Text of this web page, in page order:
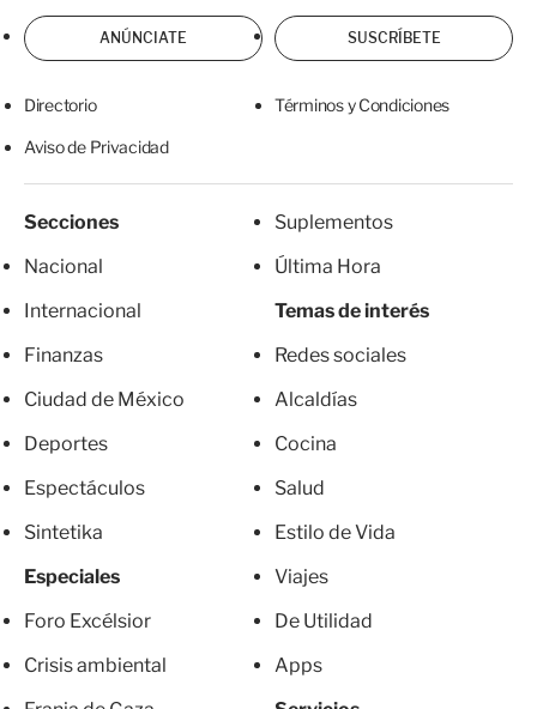
ANÚNCIATE SUSCRÍBETE
Directorio Términos y Condiciones
Aviso de Privacidad
Secciones
Nacional
Internacional
Finanzas
Ciudad de México
Deportes
Espectáculos
Sintetika
Especiales
Foro Excélsior
Crisis ambiental
Suplementos
Última Hora
Temas de interés
Redes sociales
Alcaldías
Cocina
Salud
Estilo de Vida
Viajes
De Utilidad
Apps